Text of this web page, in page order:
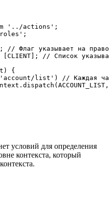
'../actions';
указывает на право
// Список
{
list') // Каждая
условий для определения
контекста, который